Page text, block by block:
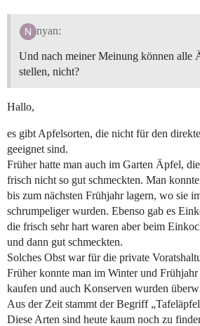
nyan:
Und nach meiner Meinung können alle
stellen, nicht?
Hallo,
es gibt Apfelsorten, die nicht für den
geeignet sind.
Früher hatte man auch im Garten Äpfel,
frisch nicht so gut schmeckten. Man
bis zum nächsten Frühjahr lagern, wo sie
schrumpeliger wurden. Ebenso gab es
die frisch sehr hart waren aber beim
und dann gut schmeckten.
Solches Obst war für die private
Früher konnte man im Winter und
kaufen und auch Konserven wurden
Aus der Zeit stammt der Begriff
Diese Arten sind heute kaum noch zu